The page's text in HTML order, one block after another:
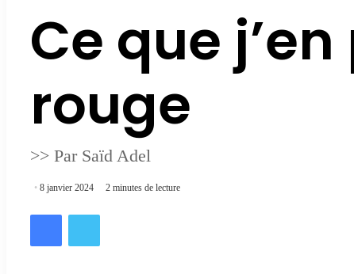
Ce que
rouge
>> Par Saïd Adel
8 janvier 2024 2 minutes de lecture
FacebookTwitter